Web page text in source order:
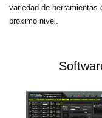
variedad de herramientas
próximo nivel.